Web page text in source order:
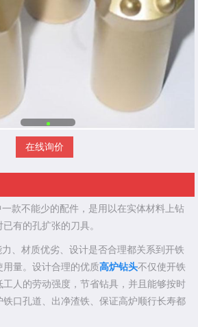
在线询价
一款不能少的配件，是用以在实体材料上钻
有的孔扩张的刀具。
力、材质优劣、设计是否合理都关系到开铁
量。设计合理的优质高炉钻头不仅使开铁
工人的劳动强度，节省钻具，并且能够按时
口孔道、出净渣铁、保证高炉顺行长寿都